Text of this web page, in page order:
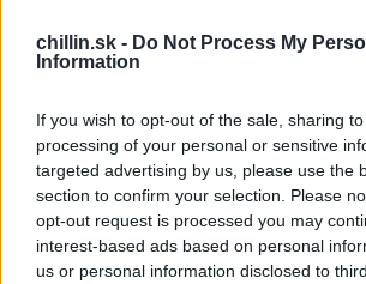
chillin.sk - Do Not Process My
Information
If you wish to opt-out of the sale, sharing
processing of your personal or sensitive
targeted advertising by us, please use the
section to confirm your selection. Please
opt-out request is processed you may
interest-based ads based on personal
us or personal information disclosed to
B
ola som objednaná ku
Nečakane sestrička volala, že
presunutá na ten deň ráno v
cesta tam trvá 35 minút, naozaj som
nazvyš.
Ako väčšina žien v týchto prípadoch,
potrpím na hygienu pri takýchto
S
e
a
r